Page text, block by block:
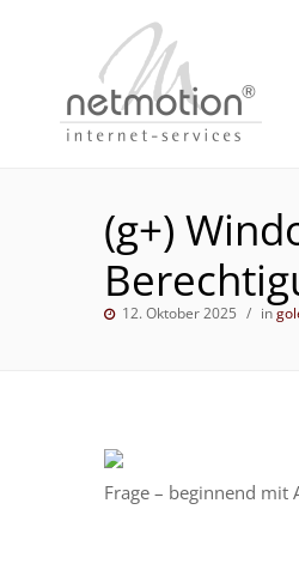
(g+)
12. Oktober 2025 in
Frage – beginnend mit